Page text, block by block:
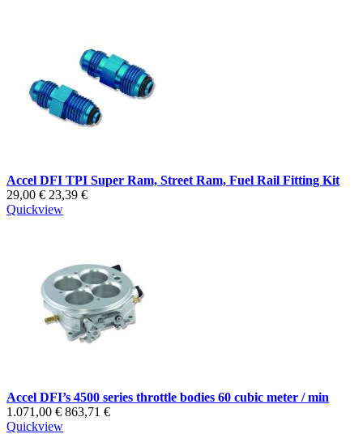
Accel DFI TPI Super Ram, Street Ram, Fuel Rail Fitting Kit
29,00 € 23,39 €
Quickview
Accel DFI’s 4500 series throttle bodies 60 cubic meter / min
1.071,00 € 863,71 €
Quickview